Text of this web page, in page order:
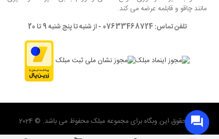
مانند چاقو و قابلمه عرضه می کند.
تلفن تماس: 07633468724 - از شنبه تا پنج شنبه 9 تا 20
تمام حقوق این وبگاه برای مجموعه مبلک محفوظ می باشد. © 2024